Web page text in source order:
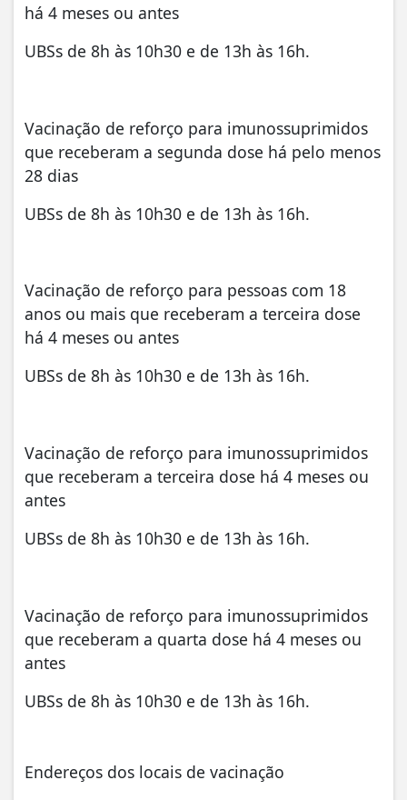
há 4 meses ou antes
UBSs de 8h às 10h30 e de 13h às 16h.
Vacinação de reforço para imunossuprimidos
que receberam a segunda dose há pelo menos
28 dias
UBSs de 8h às 10h30 e de 13h às 16h.
Vacinação de reforço para pessoas com 18
anos ou mais que receberam a terceira dose
há 4 meses ou antes
UBSs de 8h às 10h30 e de 13h às 16h.
Vacinação de reforço para imunossuprimidos
que receberam a terceira dose há 4 meses ou
antes
UBSs de 8h às 10h30 e de 13h às 16h.
Vacinação de reforço para imunossuprimidos
que receberam a quarta dose há 4 meses ou
antes
UBSs de 8h às 10h30 e de 13h às 16h.
Endereços dos locais de vacinação